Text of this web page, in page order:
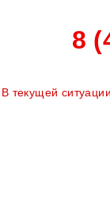
8
В текущей ситуации